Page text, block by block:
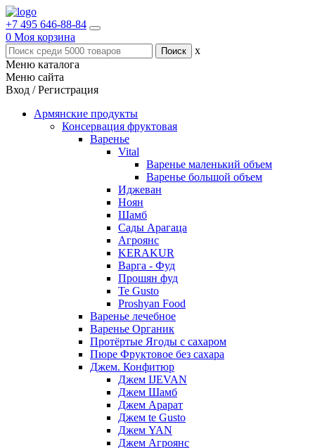
+7 495 646-88-84
0 Моя корзина
x
Меню каталога
Меню сайта
Вход / Регистрация
Армянские продукты
Консервация фруктовая
Варенье
Vital
Варенье маленький объем
Варенье большой объем
Иджеван
Ноян
Шамб
Сады Арагаца
Агроянс
KERAKUR
Варга - Фуд
Прошян фуд
Te Gusto
Proshyan Food
Варенье лечебное
Варенье Органик
Протёртые Ягоды с сахаром
Пюре Фруктовое без сахара
Джем. Конфитюр
Джем IJEVAN
Джем Шамб
Джем Арарат
Джем te Gusto
Джем YAN
Джем Агроянс